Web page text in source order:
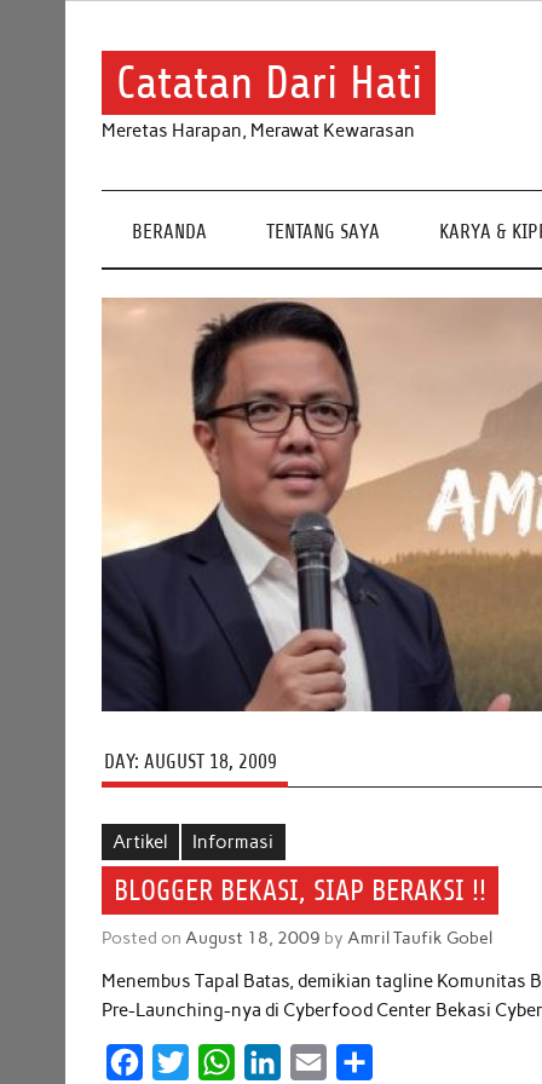
Catatan Dari Hati
Meretas Harapan, Merawat Kewarasan
BERANDA TENTANG SAYA KARYA &
DAY: AUGUST 18, 2009
Artikel Informasi
BLOGGER BEKASI, SIAP BERAKSI !!
Posted on August 18, 2009 by Amril Taufik Gobel
Menembus Tapal Batas, demikian tagline Komunitas
Pre-Launching-nya di Cyberfood Center Bekasi
W